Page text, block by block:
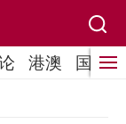
港澳 国际